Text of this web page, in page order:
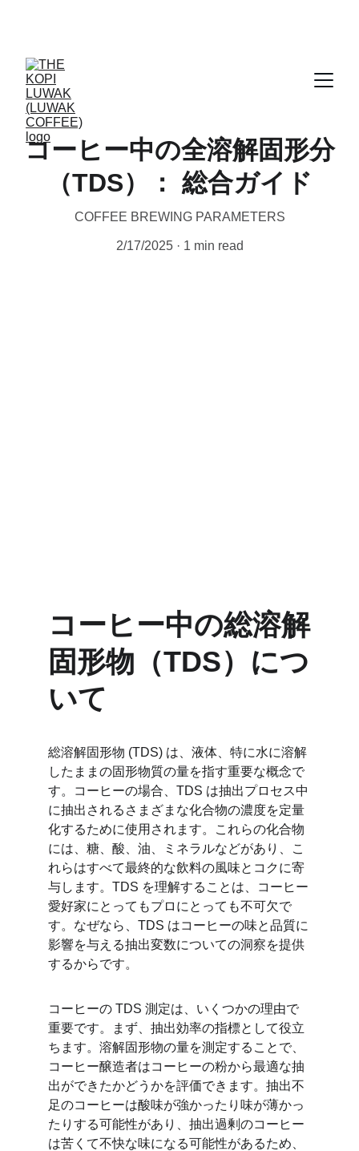
コーヒー中の全溶解固形分
（TDS）： 総合ガイド
COFFEE BREWING PARAMETERS
2/17/2025 1 min read
コーヒー中の総溶解
固形物（TDS）につ
いて
総溶解固形物 (TDS) は、液体、特に水に溶解
したままの固形物質の量を指す重要な概念で
す。コーヒーの場合、TDS は抽出プロセス中
に抽出されるさまざまな化合物の濃度を定量
化するために使用されます。これらの化合物
には、糖、酸、油、ミネラルなどがあり、こ
れらはすべて最終的な飲料の風味とコクに寄
与します。TDS を理解することは、コーヒー
愛好家にとってもプロにとっても不可欠で
す。なぜなら、TDS はコーヒーの味と品質に
影響を与える抽出変数についての洞察を提供
するからです。
コーヒーの TDS 測定は、いくつかの理由で
重要です。まず、抽出効率の指標として役立
ちます。溶解固形物の量を測定することで、
コーヒー醸造者はコーヒーの粉から最適な抽
出ができたかどうかを評価できます。抽出不
足のコーヒーは酸味が強かったり味が薄かっ
たりする可能性があり、抽出過剰のコーヒー
は苦くて不快な味になる可能性があるため、